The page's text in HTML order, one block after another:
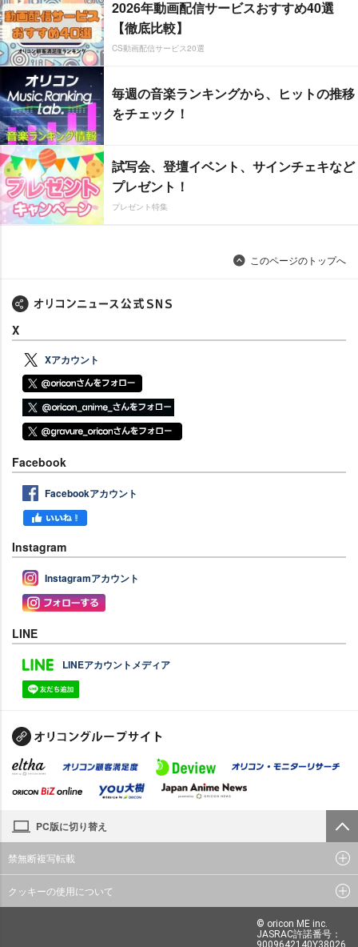
2026年動画配信サービスおすすめ40選
【徹底比較】
CS動画配信サービス20選
毎週の音楽ランキングから、ヒットの推移
をチェック！
試写会、登壇イベント、サインチェキなど
プレゼント！
プレゼント特集
このページのトップへ
X
Xアカウント
Facebook
Facebookアカウント
Instagram
Instagramアカウント
LINE
LINEアカウントメディア
PC版に切り替え
禁無断複写転載
クッキーの使用について
© oricon ME inc.
JASRAC許諾番号：
9009642140Y38026